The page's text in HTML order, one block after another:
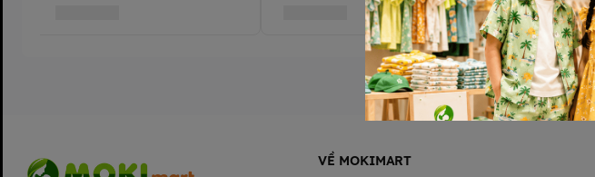
Lấy khăn vải khô đa năng nhúng vào nước ấm để vệ sinh. Mẹ có thể dùng khăn
khô đa năng nhúng vào nước ép rau củ dùng để đắp mặt; hoặc lấy khăn nhúng vào nước lá
thảo dược để vệ sinh cho con; sau khi dùng bỏ luôn để tránh trường hợp khăn sữa bị nhuốm
màu không mong muốn. Với đặc tính dễ dùng, mềm mại, thấm hút tốt thì khăn vải khô đa
Lấy từng miếng khăn rời dùng để lau miệng cho bé sau khi ăn; dùng để làm khăn
VỀ MOKIMART